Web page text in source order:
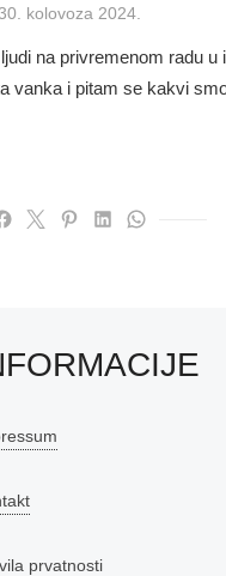
kolovoza 2024.
na privremenom radu u
vanka i pitam se kakvi
prvatnosti